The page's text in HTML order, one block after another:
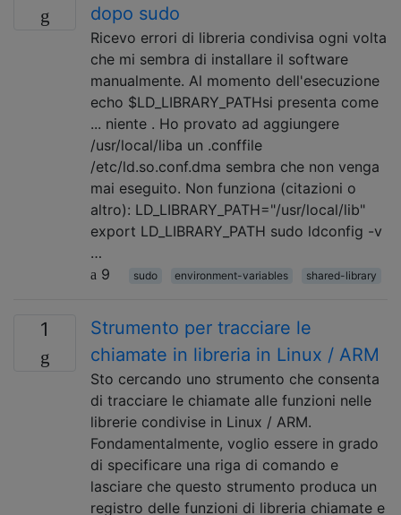
dopo sudo
Ricevo errori di libreria condivisa ogni volta
che mi sembra di installare il software
manualmente. Al momento dell'esecuzione
echo $LD_LIBRARY_PATHsi presenta come
... niente . Ho provato ad aggiungere
/usr/local/liba un .conffile
/etc/ld.so.conf.dma sembra che non venga
mai eseguito. Non funziona (citazioni o
altro): LD_LIBRARY_PATH="/usr/local/lib"
export LD_LIBRARY_PATH sudo ldconfig -v
…
9
sudo environment-variables shared-library
1
Strumento per tracciare le
chiamate in libreria in Linux / ARM
Sto cercando uno strumento che consenta
di tracciare le chiamate alle funzioni nelle
librerie condivise in Linux / ARM.
Fondamentalmente, voglio essere in grado
di specificare una riga di comando e
lasciare che questo strumento produca un
registro delle funzioni di libreria chiamate e